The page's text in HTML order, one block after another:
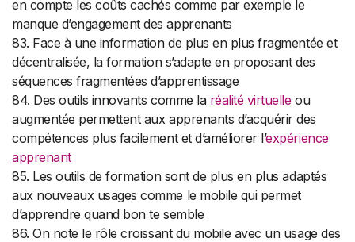
en compte les coûts cachés comme par exemple le
manque d’engagement des apprenants
83. Face à une information de plus en plus fragmentée et
décentralisée, la formation s’adapte en proposant des
séquences fragmentées d’apprentissage
84. Des outils innovants comme la réalité virtuelle ou
augmentée permettent aux apprenants d’acquérir des
compétences plus facilement et d’améliorer l’expérience
apprenant
85. Les outils de formation sont de plus en plus adaptés
aux nouveaux usages comme le mobile qui permet
d’apprendre quand bon te semble
86. On note le rôle croissant du mobile avec un usage des